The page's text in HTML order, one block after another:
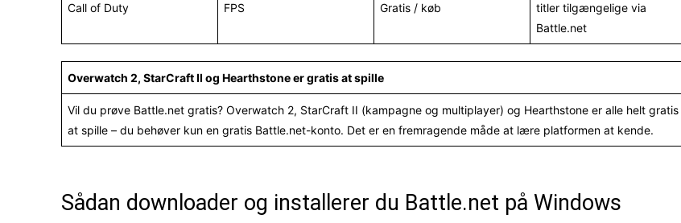
Call of Duty FPS Gratis / køb
titler tilgængelige via
Battle.net
Overwatch 2, StarCraft II og Hearthstone er gratis at spille
Vil du prøve Battle.net gratis? Overwatch 2, StarCraft II (kampagne og multiplayer) og Hearthstone er alle helt gratis
at spille – du behøver kun en gratis Battle.net-konto. Det er en fremragende måde at lære platformen at kende.
Sådan downloader og installerer du Battle.net på Windows